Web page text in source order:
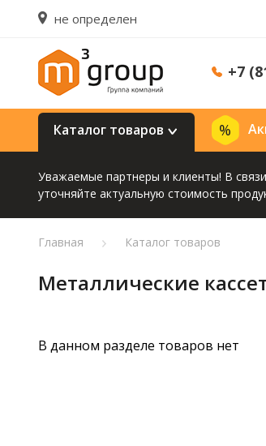
не определен
+7
Каталог товаров
Уважаемые партнеры и клиенты! В
уточняйте актуальную стоимость
Главная Каталог товаров
Металлические
В данном разделе товаров нет